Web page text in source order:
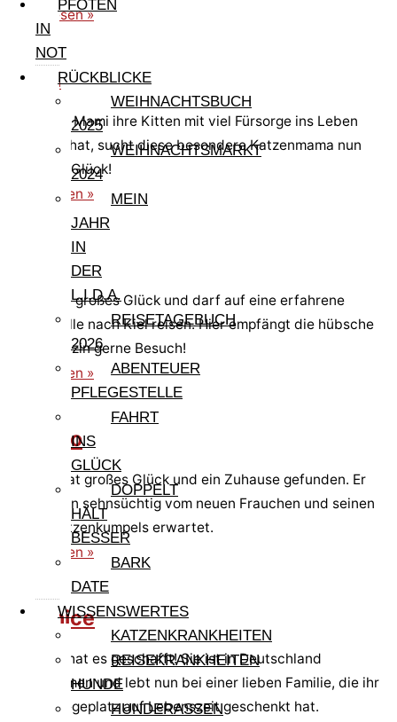
PFOTEN
IN
NOT
RÜCKBLICKE
WEIHNACHTSBUCH
2025
WEIHNACHTSMARKT
2024
MEIN
JAHR
IN
DER
L.I.D.A.
REISETAGEBUCH
2026
ABENTEUER
PFLEGESTELLE
FAHRT
INS
GLÜCK
DOPPELT
HÄLT
BESSER
BARK
DATE
WISSENSWERTES
KATZENKRANKHEITEN
REISEKRANKHEITEN
HUNDE
HUNDERASSEN
weiterlesen »
Mami
Nachdem Mami ihre Kitten mit viel Fürsorge ins Leben
begleitet hat, sucht diese besondere Katzenmama nun
selbst ihr Glück!
weiterlesen »
Lidina hat großes Glück und darf auf eine erfahrene
Pflegestelle nach Kiel reisen. Hier empfängt die hübsche
Glückskätzin gerne Besuch!
weiterlesen »
Cirillino
Cirillino hat großes Glück und ein Zuhause gefunden. Er
wird schon sehnsüchtig vom neuen Frauchen und seinen
neuen Katzenkumpels erwartet.
weiterlesen »
Cleonice
Cleonice hat es geschafft! Sie ist in Deutschland
angekommen und lebt nun bei einer lieben Familie, die ihr
einen Pflegeplatz auf Lebenszeit geschenkt hat.